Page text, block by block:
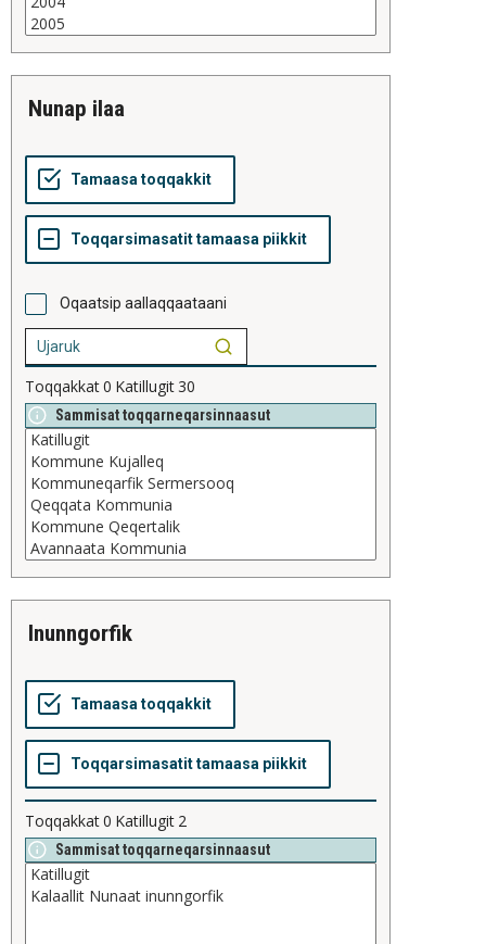
nunap ilaa
Oqaatsip aallaqqaataani
Toqqakkat0 Katillugit30
Sammisat toqqarneqarsinnaasut
inunngorfik
Toqqakkat0 Katillugit 2
Sammisat toqqarneqarsinnaasut